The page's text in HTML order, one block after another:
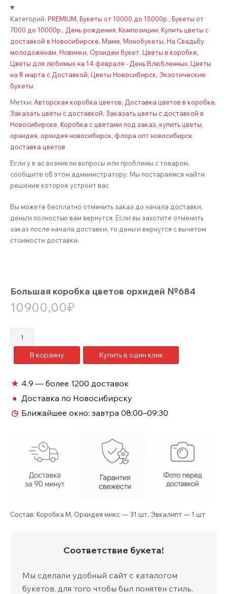
Категорий: PREMIUM, Букеты от 10000 до 15000р., Букеты от
7000 до 10000р., День рождения, Композиции, Купить цветы с
доставкой в Новосибирске, Маме, Монобукеты, На Свадьбу
молодоженам, Новинки, Орхидеи букет, Цветы в коробке,
Цветы для любимых на 14 февраля - День Влюбленных, Цветы
на 8 марта с Доставкой, Цветы Новосибирск, Экзотические
букеты
Метки: Авторская коробка цветов, Доставка цветов в коробке,
Заказать цветы с доставкой, Заказать цветы с доставкой в
Новосибирске, Коробка с цветами под заказ, купить цветы,
орхидея, орхидея новосибирск, флора опт новосибирск
доставка цветов
Если у в ас возникли вопросы или проблемы с товаром,
сообщите об этом администратору. Мы постараемся найти
решение которое устроит вас
Вы можете бесплатно отменить заказ до начала доставки,
деньги полностью вам вернутся. Если вы захотите отменить
заказ после начала доставки, то деньги вернутся с вычетом
стоимости доставки.
Большая коробка цветов орхидей №684
10900,00₽
Количество
товара
Большая
цветов
№684
В корзину Купить в один клик
★ 4.9 — более 1200 доставок
● Доставка по Новосибирску
◷ Ближайшее окно: завтра 08:00–09:30
Состав: Коробка М, Орхидея микс — 31 шт, Эвкалипт — 1 шт
Соответствие букета!
Мы сделали удобный сайт с каталогом
букетов, для того чтобы был понятен стиль,